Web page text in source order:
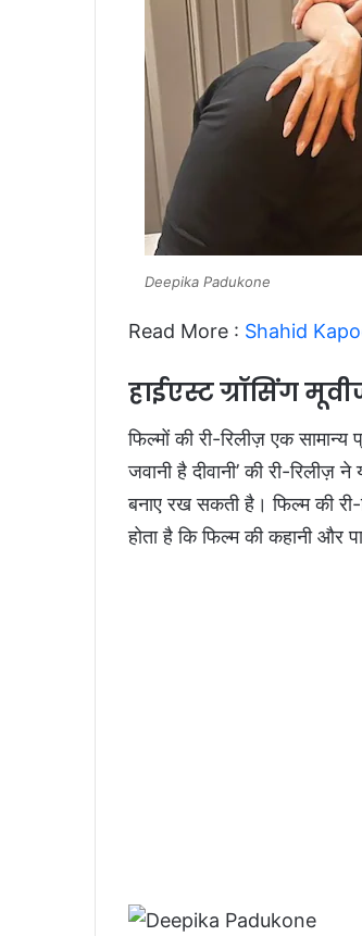
Deepika Padukone
Read More : Shahid
हाईएस्ट ग्रॉसिंग
फिल्मों की री-रिलीज़ एक सामान्य
जवानी है दीवानी’ की री-
बनाए रख सकती है। फिल्म की
होता है कि फिल्म की कहानी और